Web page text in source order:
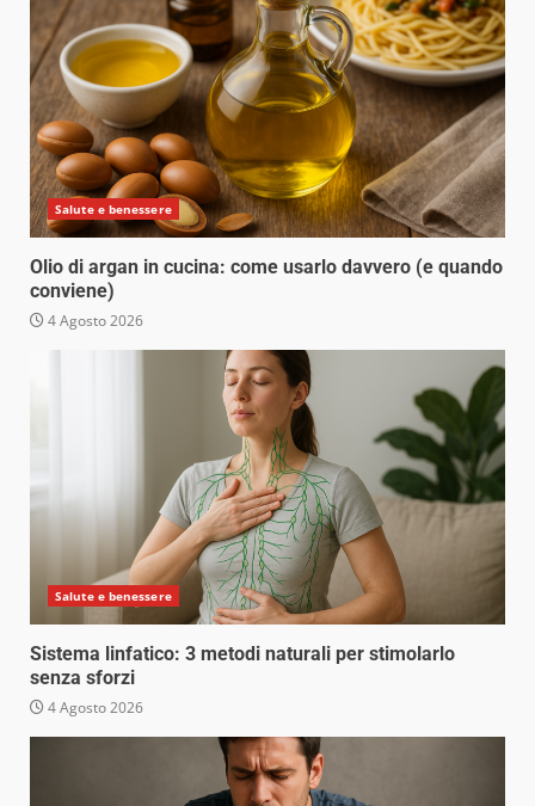
Salute e benessere
Olio di argan in cucina: come usarlo davvero (e quando
conviene)
4 Agosto 2026
Salute e benessere
Sistema linfatico: 3 metodi naturali per stimolarlo
senza sforzi
4 Agosto 2026